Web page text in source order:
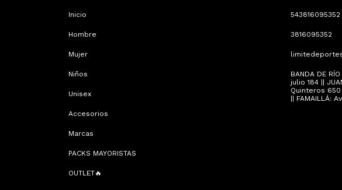
Inicio
Hombre
Mujer
Niños
Unisex
Accesorios
Marcas
PACKS MAYORISTAS
OUTLET🔥
543816095352
3816095352
BANDA DE
julio 184 ||
Quinteros 650
|| FAMAILLÁ: